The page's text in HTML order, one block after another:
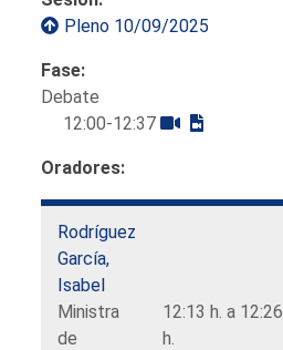
Pleno 10/09/2025
Fase:
Debate
12:00-12:37
Oradores:
Rodríguez
García,
Isabel
Ministra
de
12:13 h. a 12:26
h.